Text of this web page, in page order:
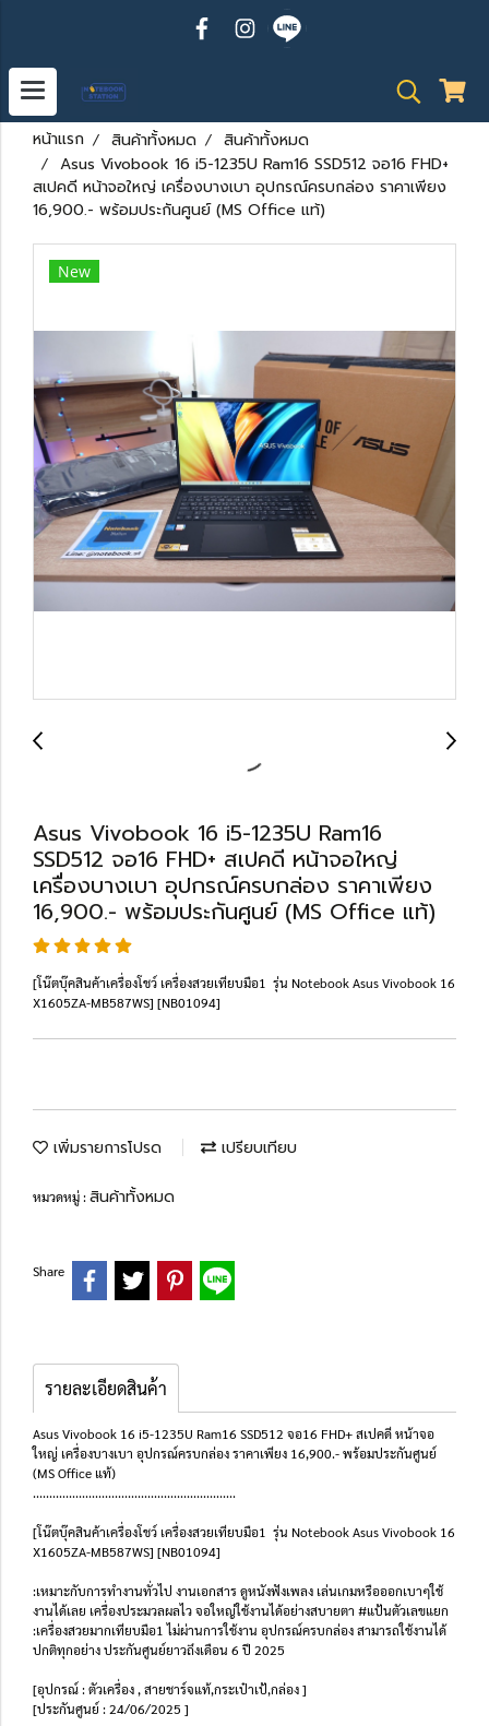
หน้าแรก สินค้าทั้งหมด
สินค้าทั้งหมด
Asus Vivobook 16 i5-1235U Ram16 SSD512 จอ16 FHD+
สเปคดี หน้าจอใหญ่ เครื่องบางเบา อุปกรณ์ครบกล่อง ราคาเพียง
16,900.- พร้อมประกันศูนย์ (MS Office แท้)
New
Asus Vivobook 16 i5-1235U Ram16
SSD512 จอ16 FHD+ สเปคดี หน้าจอใหญ่
เครื่องบางเบา อุปกรณ์ครบกล่อง ราคาเพียง
16,900.- พร้อมประกันศูนย์ (MS Office แท้)
[โน๊ตบุ๊คสินค้าเครื่องโชว์ เครื่องสวยเทียบมือ1 รุ่น Notebook Asus Vivobook 16
X1605ZA-MB587WS] [NB01094]
เพิ่มรายการโปรด เปรียบเทียบ
หมวดหมู่ :สินค้าทั้งหมด
Share
รายละเอียดสินค้า
Asus Vivobook 16 i5-1235U Ram16 SSD512 จอ16 FHD+ สเปคดี หน้าจอ
ใหญ่ เครื่องบางเบา อุปกรณ์ครบกล่อง ราคาเพียง 16,900.- พร้อมประกันศูนย์
(MS Office แท้)
..............................................................
[โน๊ตบุ๊คสินค้าเครื่องโชว์ เครื่องสวยเทียบมือ1 รุ่น Notebook Asus Vivobook 16
X1605ZA-MB587WS] [NB01094]
:เหมาะกับการทำงานทั่วไป งานเอกสาร ดูหนังฟังเพลง เล่นเกมหรือออกเบาๆใช้
งานได้เลย เครื่องประมวลผลไว จอใหญ่ใช้งานได้อย่างสบายตา #แป้นตัวเลขแยก
:เครื่องสวยมากเทียบมือ1 ไม่ผ่านการใช้งาน อุปกรณ์ครบกล่อง สามารถใช้งานได้
ปกติทุกอย่าง ประกันศูนย์ยาวถึงเดือน 6 ปี 2025
[อุปกรณ์ : ตัวเครื่อง , สายชาร์จแท้,กระเป๋าเป้,กล่อง ]
[ประกันศูนย์ : 24/06/2025 ]